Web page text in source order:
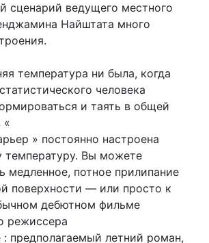
сценарий ведущего местного
Найштата много
температура ни была, когда
человека
и таять в общей
«
» постоянно настроена
температуру. Вы можете
медленное, потное прилипание
поверхности — или просто к
дебютном фильме
режиссера
предполагаемый летний роман,